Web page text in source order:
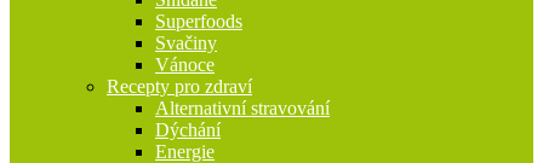
Superfoods
Svačiny
Vánoce
Recepty pro zdraví
Alternativní stravování
Dýchání
Energie